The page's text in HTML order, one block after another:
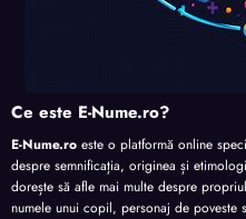
Ce este E-Nume.ro?
E-Nume.ro este o platformă online
despre semnificația, originea și
dorește să afle mai multe despre propriul
numele unui copil, personaj de poveste